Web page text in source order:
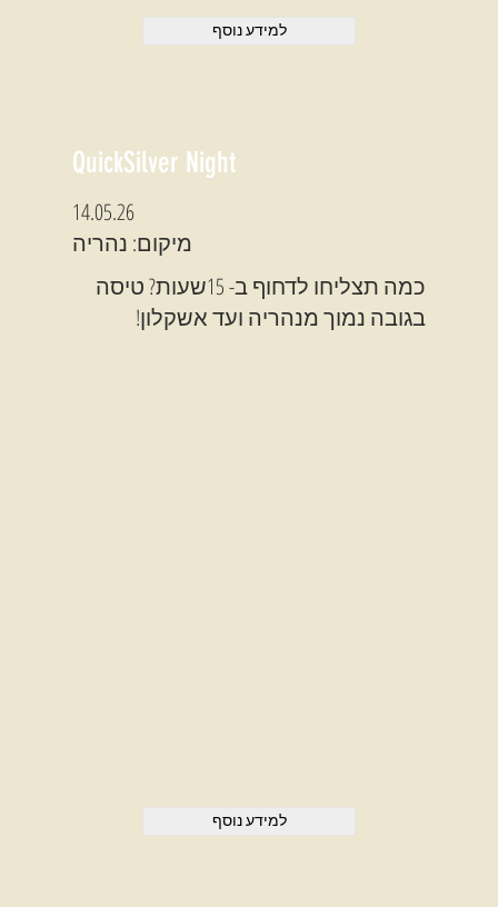
למידע נוסף
QuickSilver Night
14.05.26
מיקום: נהריה
כמה תצליחו לדחוף ב- 15שעות? טיסה
בגובה נמוך מנהריה ועד אשקלון!
למידע נוסף